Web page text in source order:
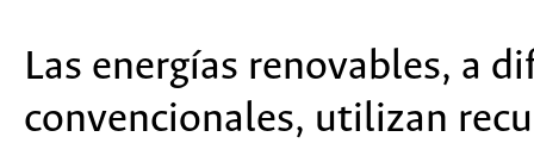
Las energías renovables, a
convencionales, utilizan